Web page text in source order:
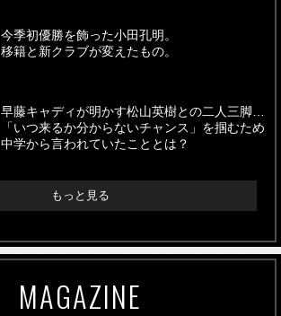
今季初優勝を飾った小田孔明。
移籍と新クラブが変えたもの。
早藤キャディが明かす松山英樹との二人三脚…
「いつ来るか分からないチャンス」を掴むため
中学から言われていたこととは？
もっと見る
MAGAZINE